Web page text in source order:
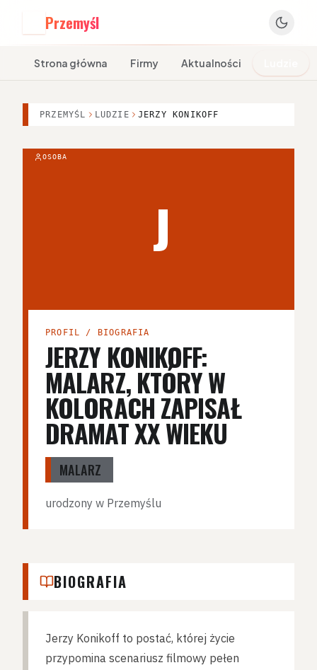
Przemyśl
Strona główna Firmy Aktualności
PRZEMYŚL LUDZIE JERZY KONIKOFF
J
OSOBA
PROFIL / BIOGRAFIA
JERZY KONIKOFF:
MALARZ, KTÓRY W
KOLORACH ZAPISAŁ
DRAMAT XX WIEKU
MALARZ
urodzony w Przemyślu
BIOGRAFIA
Jerzy Konikoff to postać, której życie
przypomina scenariusz filmowy pełen